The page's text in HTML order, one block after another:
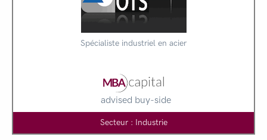
Spécialiste industriel en acier
advised buy-side
Secteur : Industrie